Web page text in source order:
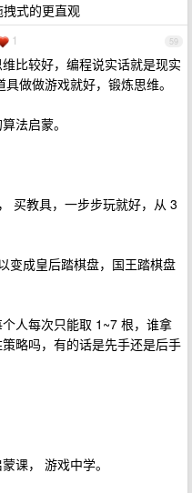
式的更直观
59
1
比较好，编程说实话就是现实
做做游戏就好，锻炼思维。
法启蒙。
买教具，一步步玩就好，从 3
变成皇后踏棋盘，国王踏棋盘
人每次只能取 1~7 根，谁拿
略吗，有的话是先手还是后手
课， 游戏中学。